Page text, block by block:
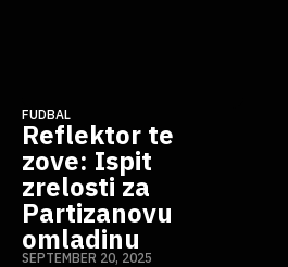
FUDBAL
Reflektor te
zove: Ispit
zrelosti za
Partizanovu
omladinu
SEPTEMBER 20, 2025